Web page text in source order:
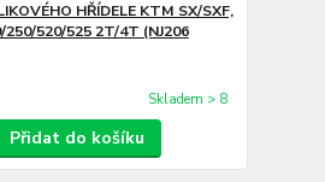
HŘÍDELE KTM SX/SXF,
250/520/525 2T/4T (NJ206
Skladem > 8
Přidat do košíku